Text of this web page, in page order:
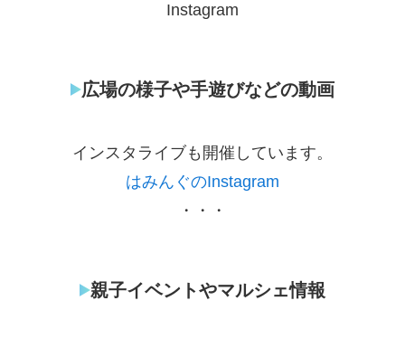
Instagram
広場の様子や手遊びなどの動画
インスタライブも開催しています。
はみんぐのInstagram
・・・
親子イベントやマルシェ情報